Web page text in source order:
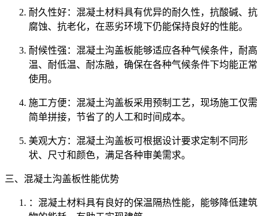
耐久性好：混凝土材料具有优异的耐久性，抗酸碱、抗
腐蚀、抗老化，在恶劣环境下仍能保持良好的性能。
耐候性强：混凝土沟盖板能够适应各种气候条件，耐高
温、耐低温、耐冻融，确保在各种气候条件下均能正常
使用。
施工方便：混凝土沟盖板采用预制工艺，现场施工仅需
简单拼接，节省了的人工和时间成本。
美观大方：混凝土沟盖板可根据设计要求定制不同形
状、尺寸和颜色，满足各种审美需求。
三、混凝土沟盖板性能优势
：混凝土材料具有良好的保温隔热性能，能够降低建筑